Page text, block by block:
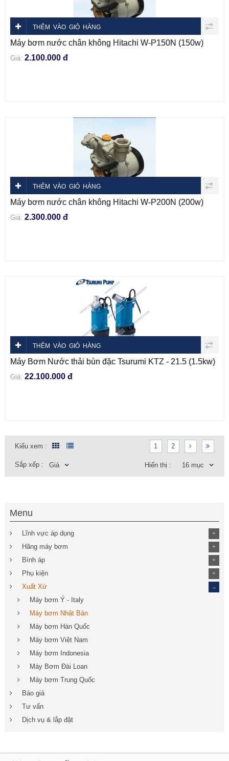
THÊM VÀO GIỎ HÀNG
Máy bơm nước chân không Hitachi W-P150N (150w)
Giá: 2.100.000 đ
THÊM VÀO GIỎ HÀNG
Máy bơm nước chân không Hitachi W-P200N (200w)
Giá: 2.300.000 đ
THÊM VÀO GIỎ HÀNG
Máy Bơm Nước thải bùn đặc Tsurumi KTZ - 21.5 (1.5kw)
Giá: 22.100.000 đ
Kiểu xem : 1 2
Hiển thị : 16 mục
Sắp xếp : Giá
Menu
Lĩnh vực áp dụng +
Hãng máy bơm +
Bình áp +
Phụ kiện +
Xuất Xứ
Máy bơm Ý - Italy
Máy bơm Nhật Bản
Máy bơm Hàn Quốc
Máy bơm Việt Nam
Máy bơm Indonesia
Máy Bơm Đài Loan
Máy bơm Trung Quốc
Báo giá
Tư vấn
Dịch vụ & lắp đặt